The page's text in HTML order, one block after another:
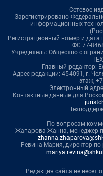
Сетевое
Зарегистрировано
информационных
Регистрационный номер и
ФС 77-
Учредитель: Общество с
Главный редактор:
Адрес редакции: 454091, г.
этаж,
Электронный
Контактные данные для
По вопросам
Жапарова Жанна, менеджер
Ревина Мария, директор
Редакция сайта не несет